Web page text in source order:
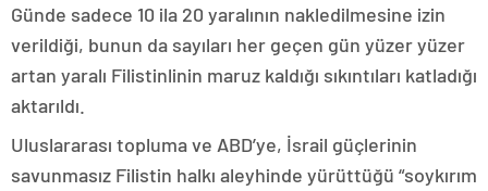
Günde sadece 10 ila 20 yaralının nakledilmesine izin
verildiği, bunun da sayıları her geçen gün yüzer yüzer
artan yaralı Filistinlinin maruz kaldığı sıkıntıları katladığı
aktarıldı.
Uluslararası topluma ve ABD’ye, İsrail güçlerinin
savunmasız Filistin halkı aleyhinde yürüttüğü “soykırım